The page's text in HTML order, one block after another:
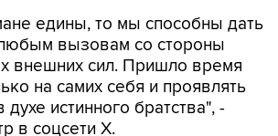
едины, то мы способны дать
вызовам со стороны
внешних сил. Пришло время
на самих себя и проявлять
духе истинного братства", -
в соцсети Х.